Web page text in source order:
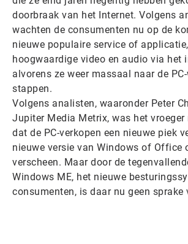
doorbraak van het Internet. Volgens
wachten de consumenten nu op de
nieuwe populaire service of
hoogwaardige video en audio via het
alvorens ze weer massaal naar de
stappen.
Volgens analisten, waaronder Peter
Jupiter Media Metrix, was het vroeger
dat de PC-verkopen een nieuwe piek
nieuwe versie van Windows of Office
verscheen. Maar door de
Windows ME, het nieuwe
consumenten, is daar nu geen sprake